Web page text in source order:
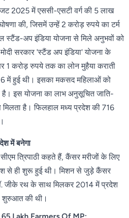
बजट 2025 में एससी-एसटी वर्ग की 5 लाख
की, जिसमें उन्हें 2 करोड़ रुपये का टर्म
स्टैंड-अप इंडिया योजना से मिले अनुभवों को
सरकार 'स्टैंड अप इंडिया' योजना के
1 करोड़ रुपये तक का लोन मुहैया कराती
में हुई थी। इसका मकसद महिलाओं को
है। इस योजना का लाभ अनुसूचित जाति-
मिलता है। फिलहाल मध्य प्रदेश की 716
में बनेगा
त्रिपाठी कहते हैं, कैंसर मरीजों के लिए
से ही शुरू हुई थी। मिशन से जुड़े कैंसर
जीके रथ के साथ मिलकर 2014 में प्रदेश
शुरुआत की थी।